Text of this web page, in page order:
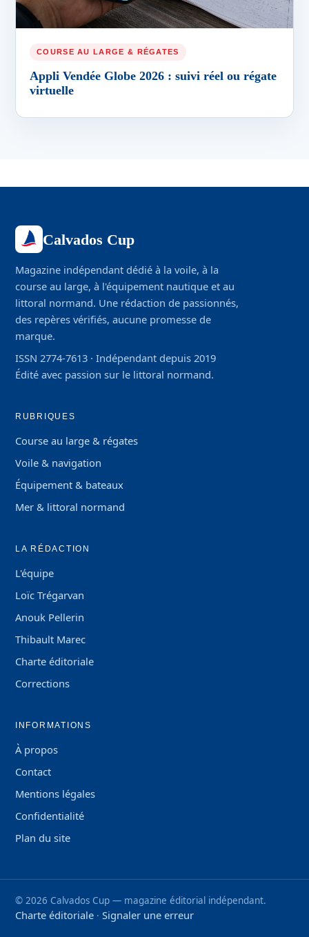
COURSE AU LARGE & RÉGATES
Appli Vendée Globe 2026 : suivi réel ou régate
virtuelle
Calvados Cup
Magazine indépendant dédié à la voile, à la
course au large, à l'équipement nautique et au
littoral normand. Une rédaction de passionnés,
des repères vérifiés, aucune promesse de
marque.
ISSN 2774-7613 · Indépendant depuis 2019
Édité avec passion sur le littoral normand.
RUBRIQUES
Course au large & régates
Voile & navigation
Équipement & bateaux
Mer & littoral normand
LA RÉDACTION
L'équipe
Loïc Trégarvan
Anouk Pellerin
Thibault Marec
Charte éditoriale
Corrections
INFORMATIONS
À propos
Contact
Mentions légales
Confidentialité
Plan du site
© 2026 Calvados Cup — magazine éditorial indépendant.
Charte éditoriale · Signaler une erreur